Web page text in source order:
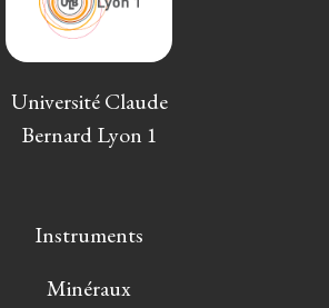
Université Claude
Bernard Lyon 1
Instruments
Minéraux